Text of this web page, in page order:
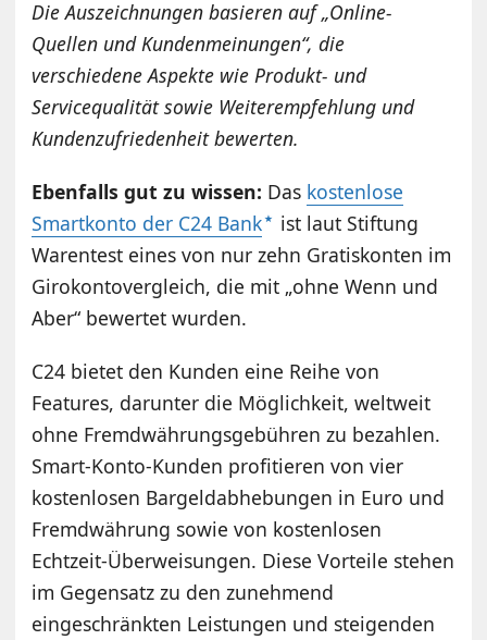
Die Auszeichnungen basieren auf „Online-
Quellen und Kundenmeinungen“, die
verschiedene Aspekte wie Produkt- und
Servicequalität sowie Weiterempfehlung und
Kundenzufriedenheit bewerten.
Ebenfalls gut zu wissen: Das kostenlose
Smartkonto der C24 Bank
ist laut Stiftung
Warentest eines von nur zehn Gratiskonten im
Girokontovergleich, die mit „ohne Wenn und
Aber“ bewertet wurden.
C24 bietet den Kunden eine Reihe von
Features, darunter die Möglichkeit, weltweit
ohne Fremdwährungsgebühren zu bezahlen.
Smart-Konto-Kunden profitieren von vier
kostenlosen Bargeldabhebungen in Euro und
Fremdwährung sowie von kostenlosen
Echtzeit-Überweisungen. Diese Vorteile stehen
im Gegensatz zu den zunehmend
eingeschränkten Leistungen und steigenden